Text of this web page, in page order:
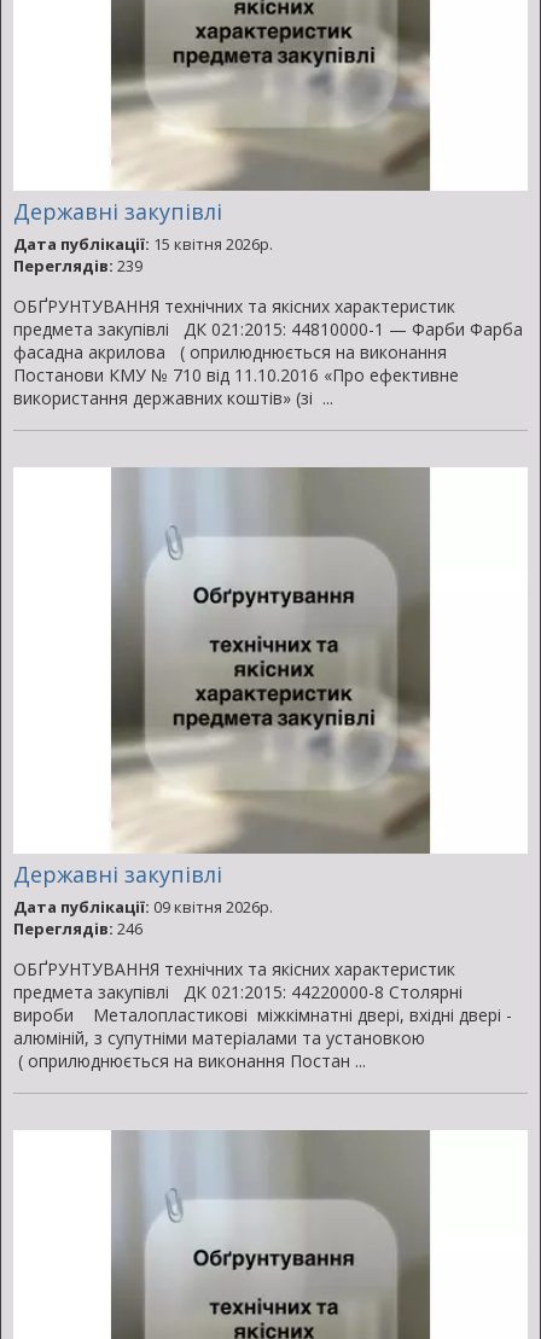
Державні закупівлі
Дата публікації: 15 квітня 2026р.
Переглядів: 239
ОБҐРУНТУВАННЯ технічних та якісних характеристик
предмета закупівлі ДК 021:2015: 44810000-1 — Фарби Фарба
фасадна акрилова ( оприлюднюється на виконання
Постанови КМУ № 710 від 11.10.2016 «Про ефективне
використання державних коштів» (зі ...
Державні закупівлі
Дата публікації: 09 квітня 2026р.
Переглядів: 246
ОБҐРУНТУВАННЯ технічних та якісних характеристик
предмета закупівлі ДК 021:2015: 44220000-8 Столярні
вироби Металопластикові міжкімнатні двері, вхідні двері -
алюміній, з супутніми матеріалами та установкою
( оприлюднюється на виконання Постан ...